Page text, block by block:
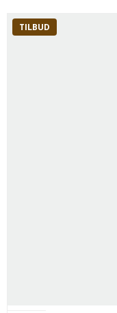
TILBUD